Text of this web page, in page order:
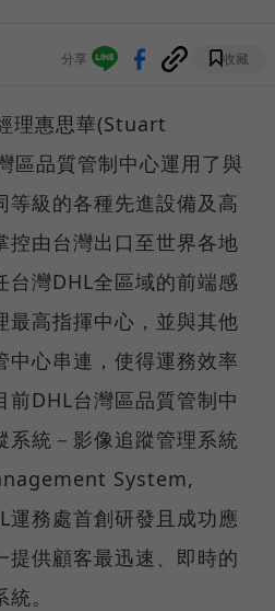
分享 收藏
理惠思華(Stuart
品質管制中心運用了與
等級的各種先進設備及高
控由台灣出口至世界各地
台灣DHL全區域的前端感
最高指揮中心，並與其他
中心串連，使得運務效率
前DHL台灣區品質管制中
系統－影像追蹤管理系統
System,
運務處首創研發且成功應
提供顧客最迅速、即時的
。